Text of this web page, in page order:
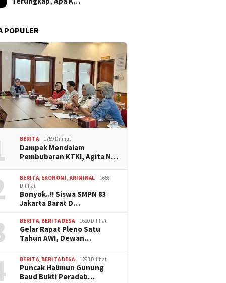
POPULER
BERITA 1759 Dilihat
Dampak Mendalam
Pembubaran KTKI, Agita N…
BERITA, EKONOMI, KRIMINAL
1658
Dilihat
Bonyok..!! Siswa SMPN 83
Jakarta Barat D…
BERITA, BERITA DESA 1620 Dilihat
Gelar Rapat Pleno Satu
Tahun AWI, Dewan…
BERITA, BERITA DESA 1293 Dilihat
Puncak Halimun Gunung
Baud Bukti Peradab…